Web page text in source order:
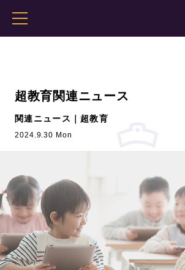
超教育関連ニュース
関連ニュース｜超教育
2024.9.30 Mon